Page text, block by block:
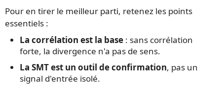
Pour en tirer le meilleur parti, retenez les points
essentiels :
La corrélation est la base : sans corrélation
forte, la divergence n'a pas de sens.
La SMT est un outil de confirmation, pas un
signal d'entrée isolé.